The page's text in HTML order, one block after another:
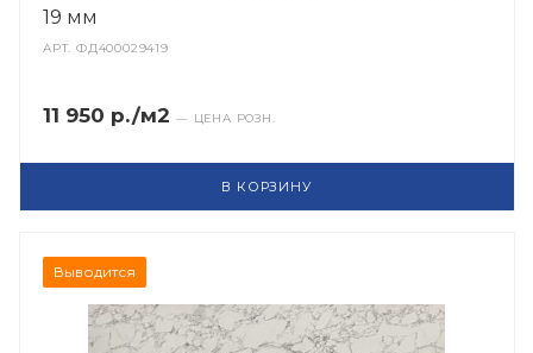
19 мм
АРТ.ФД400029419
11 950 р./м2 — ЦЕНА РОЗН.
В КОРЗИНУ
Выводится